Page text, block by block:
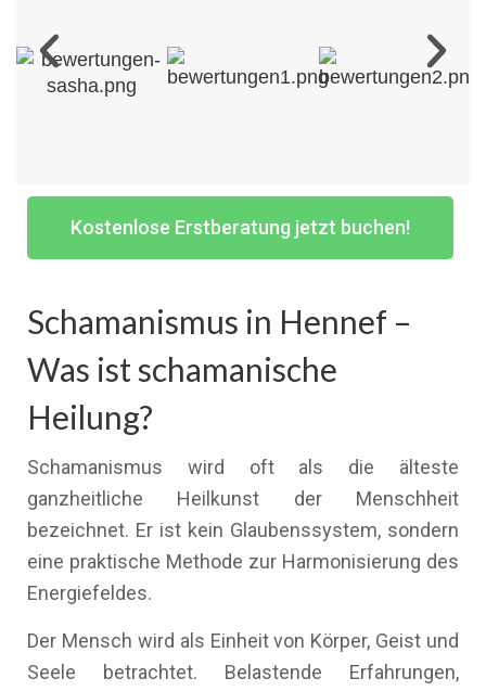
Kostenlose Erstberatung jetzt buchen!
Schamanismus in Hennef –
Was ist schamanische
Heilung?
Schamanismus wird oft als die älteste
ganzheitliche Heilkunst der Menschheit
bezeichnet. Er ist kein Glaubenssystem, sondern
eine praktische Methode zur Harmonisierung des
Energiefeldes.
Der Mensch wird als Einheit von Körper, Geist und
Seele betrachtet. Belastende Erfahrungen,